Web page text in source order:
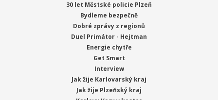
30 let Městské policie Plzeň
Bydleme bezpečně
Dobré zprávy z regionů
Duel Primátor - Hejtman
Energie chytře
Get Smart
Interview
Jak žije Karlovarský kraj
Jak žije Plzeňský kraj